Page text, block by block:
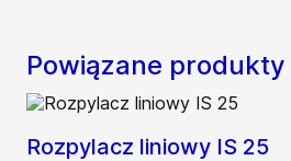
Powiązane produkty
Rozpylacz liniowy IS 25